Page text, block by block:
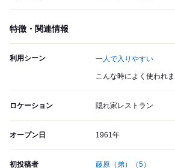
特徴・関連情報
利用シーン 一人で入りやすい
こんな時によく使われま
ロケーション 隠れ家レストラン
オープン日 1961年
初投稿者 藤原（弟） （5）